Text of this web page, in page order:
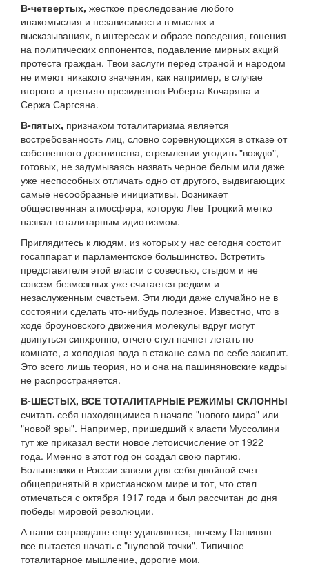
В-четвертых, жесткое преследование любого
инакомыслия и независимости в мыслях и
высказываниях, в интересах и образе поведения, гонения
на политических оппонентов, подавление мирных акций
протеста граждан. Твои заслуги перед страной и народом
не имеют никакого значения, как например, в случае
второго и третьего президентов Роберта Кочаряна и
Сержа Саргсяна.
В-пятых, признаком тоталитаризма является
востребованность лиц, словно соревнующихся в отказе от
собственного достоинства, стремлении угодить "вождю",
готовых, не задумываясь назвать черное белым или даже
уже неспособных отличать одно от другого, выдвигающих
самые несообразные инициативы. Возникает
общественная атмосфера, которую Лев Троцкий метко
назвал тоталитарным идиотизмом.
Приглядитесь к людям, из которых у нас сегодня состоит
госаппарат и парламентское большинство. Встретить
представителя этой власти с совестью, стыдом и не
совсем безмозглых уже считается редким и
незаслуженным счастьем. Эти люди даже случайно не в
состоянии сделать что-нибудь полезное. Известно, что в
ходе броуновского движения молекулы вдруг могут
двинуться синхронно, отчего стул начнет летать по
комнате, а холодная вода в стакане сама по себе закипит.
Это всего лишь теория, но и она на пашиняновские кадры
не распространяется.
В-ШЕСТЫХ, ВСЕ ТОТАЛИТАРНЫЕ РЕЖИМЫ СКЛОННЫ
считать себя находящимися в начале "нового мира" или
"новой эры". Например, пришедший к власти Муссолини
тут же приказал вести новое летоисчисление от 1922
года. Именно в этот год он создал свою партию.
Большевики в России завели для себя двойной счет –
общепринятый в христианском мире и тот, что стал
отмечаться с октября 1917 года и был рассчитан до дня
победы мировой революции.
А наши сограждане еще удивляются, почему Пашинян
все пытается начать с "нулевой точки". Типичное
тоталитарное мышление, дорогие мои.